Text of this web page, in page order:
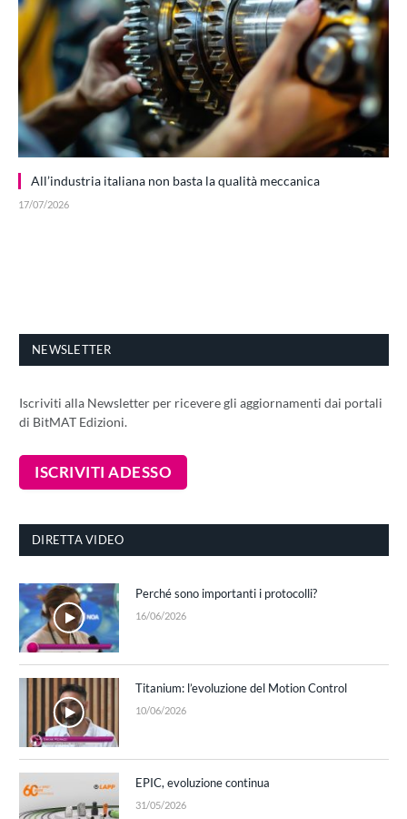
All’industria italiana non basta la qualità meccanica
17/07/2026
NEWSLETTER
Iscriviti alla Newsletter per ricevere gli aggiornamenti dai portali
di BitMAT Edizioni.
DIRETTA VIDEO
Perché sono importanti i protocolli?
16/06/2026
Titanium: l’evoluzione del Motion Control
10/06/2026
EPIC, evoluzione continua
31/05/2026